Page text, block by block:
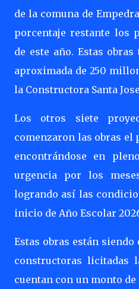
de la comuna de
porcentaje restante los
de este año. Estas
aproximada de 250
la Constructora Santa
Los otros siete
comenzaron las obras el
encontrándose en
urgencia por los
logrando así las
inicio de Año Escolar
Estas obras están
constructoras licitadas
cuentan con un monto